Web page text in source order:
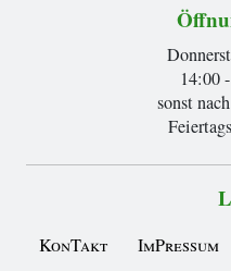
14:00
sonst
KonTakt ImPressum